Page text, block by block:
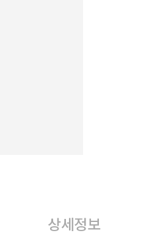
상세정보